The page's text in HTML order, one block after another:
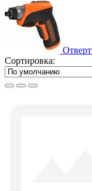
Сортировка: